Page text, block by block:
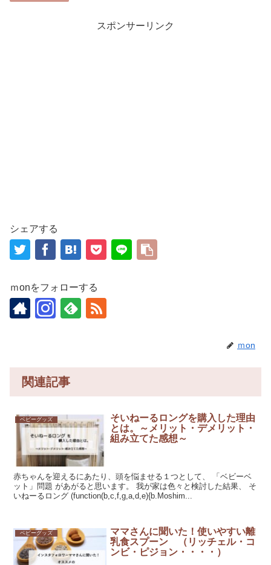
スポンサーリンク
シェアする
ｍonをフォローする
ｍon
関連記事
ベビーグッズ
そいねーるロングを購入した理由
とは。～メリット・デメリット・
組み立てた感想～
赤ちゃんを迎えるにあたり、頭を悩ませる１つとして、 「ベビーベ
ット」問題 があがると思います。 我が家は色々と検討した結果、 そ
いねーるロング (function(b,c,f,g,a,d,e){b.Moshim...
ベビーグッズ
ママさんに聞いた！使いやすい離
乳食スプーン （リッチェル・コ
ンビ・ピジョン・・・・）